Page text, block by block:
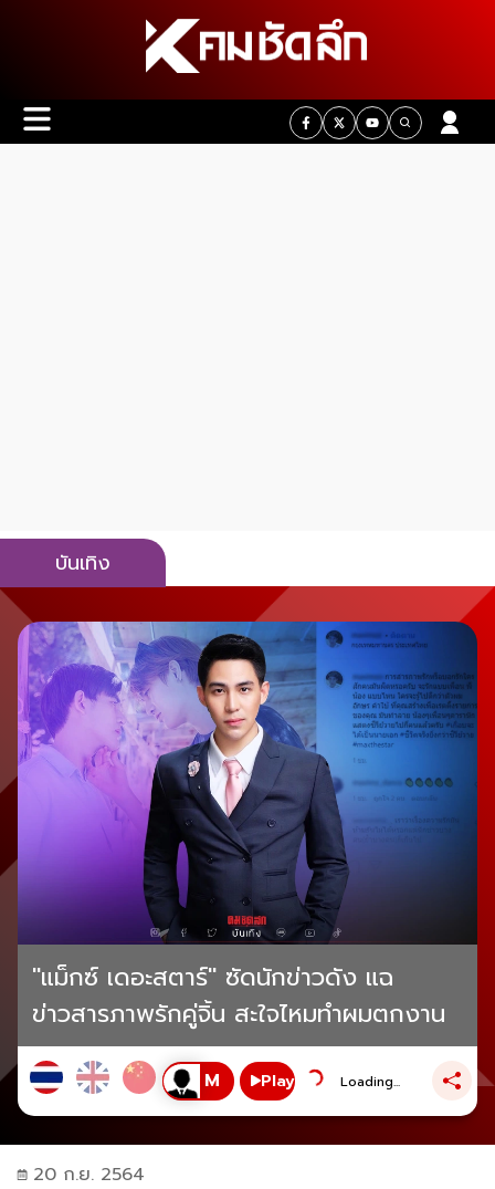
บันเทิง
"แม็กซ์ เดอะสตาร์" ซัดนักข่าวดัง แฉ
ข่าวสารภาพรักคู่จิ้น สะใจไหมทำผมตกงาน
Play Loading...
20 ก.ย. 2564